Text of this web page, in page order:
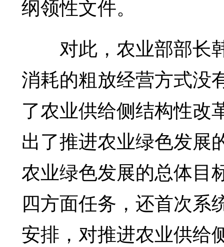
纲领性文件。
对此，农业部部长
消耗的粗放经营方式没
了农业供给侧结构性改
出了推进农业绿色发展
农业绿色发展的总体目
四方面任务，还首次系
安排，对推进农业供给